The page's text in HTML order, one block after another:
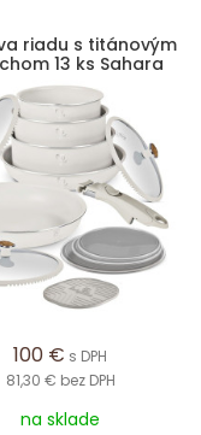
riadu s titánovým
13 ks Sahara
Collection
100 € s DPH
81,30 € bez DPH
na sklade